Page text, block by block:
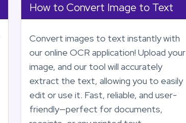
How to Convert Image to Text
Convert images to text instantly with
our online OCR application! Upload your
image, and our tool will accurately
extract the text, allowing you to easily
edit or use it. Fast, reliable, and user-
friendly—perfect for documents,